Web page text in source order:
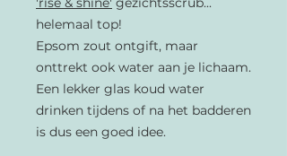
helemaal top!
Epsom zout ontgift, maar
onttrekt ook water aan je lichaam.
Een lekker glas koud water
drinken tijdens of na het badderen
is dus een goed idee.